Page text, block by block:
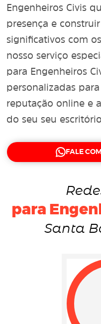
Engenheiros Civis
presença e
significativos com
nosso serviço
para Engenheiros
personalizadas
reputação online e
do seu seu
FALE
para
Santa